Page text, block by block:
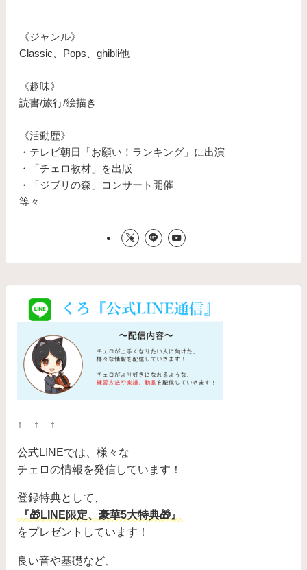
《ジャンル》
Classic、Pops、ghibli他
《趣味》
読書/旅行/絵描き
《活動歴》
・テレビ朝日「お願い！ランキング」に出演
・「チェロ教材」を出版
・「ジブリの森」コンサート開催
等々
↑ ↑ ↑
公式LINEでは、様々な
チェロの情報を発信しています！
登録特典として、
『🎁LINE限定、豪華5大特典🎁』
をプレゼントしています！
良い音や基礎など、